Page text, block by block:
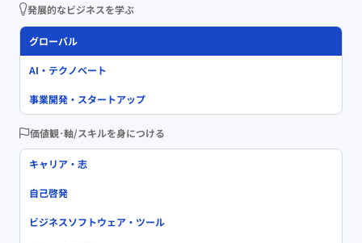
発展的なビジネスを学ぶ
グローバル
AI・テクノベート
事業開発・スタートアップ
価値観･軸/スキルを身につける
キャリア・志
自己啓発
ビジネスソフトウェア・ツール